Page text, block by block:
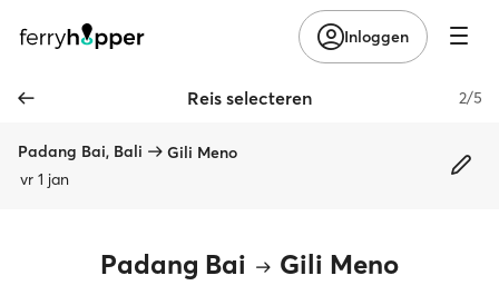
Inloggen
Reis selecteren 2/5
Padang Bai, Bali
Gili Meno
vr 1 jan
Padang Bai Gili Meno